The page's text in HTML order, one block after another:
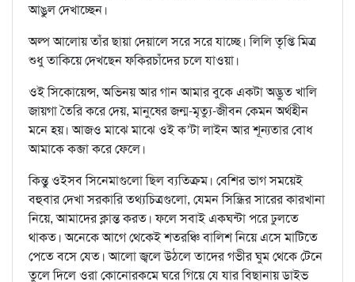
আঙুল দেখাচ্ছেন।
অল্প আলোয় তাঁর ছায়া দেয়ালে সরে সরে যাচ্ছে। লিলি তৃপ্তি মিত্র
শুধু তাকিয়ে দেখছেন ফকিরচাঁদের চলে যাওয়া।
ওই সিকোয়েন্স, অভিনয় আর গান আমার বুকে একটা অদ্ভুত খালি
জায়গা তৈরি করে দেয়, মানুষের জন্ম-মৃত্যু-জীবন কেমন অর্থহীন
মনে হয়। আজও মাঝে মাঝে ওই ক’টা লাইন আর শূন্যতার বোধ
আমাকে কব্জা করে ফেলে।
কিন্তু ওইসব সিনেমাগুলো ছিল ব্যতিক্রম। বেশির ভাগ সময়েই
বহুবার দেখা সরকারি তথ্যচিত্রগুলো, যেমন সিন্ধ্রির সারের কারখানা
নিয়ে, আমাদের ক্লান্ত করত। ফলে সবাই একঘন্টা পরে ঢুলতে
থাকত। অনেকে আগে থেকেই শতরঞ্চি বালিশ নিয়ে এসে মাটিতে
পেতে বসে যেত। আলো জ্বলে উঠলে তাদের গভীর ঘুম থেকে টেনে
তুলে দিলে ওরা কোনোরকমে ঘরে গিয়ে যে যার বিছানায় ডাইভ